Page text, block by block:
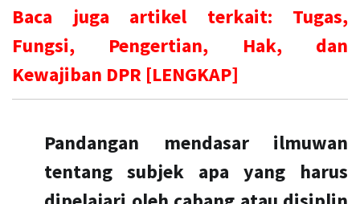
Baca juga artikel terkait:
Tugas,
Fungsi, Pengertian, Hak, dan
Kewajiban DPR [LENGKAP]
Pandangan mendasar ilmuwan
tentang subjek apa yang harus